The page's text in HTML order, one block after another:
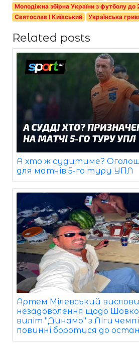
Молодіжна збірна України з футболу до
Святослав I Київський
Українська
Related posts
А хто ж судитиме?
для матчів 5-го туру УПЛ
Артем Мілевський
незадоволення щодо
виліт "Динамо" з Ліги
повинні боротися до